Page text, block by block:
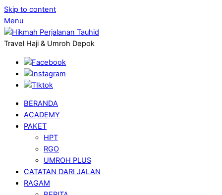
Skip to content
Menu
Travel Haji & Umroh Depok
BERANDA
ACADEMY
PAKET
HPT
RGO
UMROH PLUS
CATATAN DARI JALAN
RAGAM